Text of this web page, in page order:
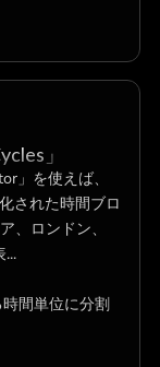
」
」を使えば、
された時間ブロ
、ロンドン、
...
間単位に分割